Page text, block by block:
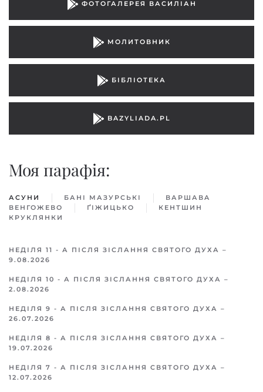
ФОТОГАЛЕРЕЯ ВАСИЛІАН
МОЛИТОВНИК
БІБЛІОТЕКА
BAZYLIADA.PL
Моя парафiя:
АСУНИ БАНІ МАЗУРСЬКІ
ВАРШАВA
ВЕНГОЖЕВО
ҐІЖИЦЬКO
КЕНТШИН
КРУКЛЯНКИ
НЕДІЛЯ 11 - А ПІСЛЯ ЗІСЛАННЯ СВЯТОГО ДУХА –
9.08.2026
НЕДІЛЯ 10 - А ПІСЛЯ ЗІСЛАННЯ СВЯТОГО ДУХА –
2.08.2026
НЕДІЛЯ 9 - А ПІСЛЯ ЗІСЛАННЯ СВЯТОГО ДУХА –
26.07.2026
НЕДІЛЯ 8 - А ПІСЛЯ ЗІСЛАННЯ СВЯТОГО ДУХА –
19.07.2026
НЕДІЛЯ 7 - А ПІСЛЯ ЗІСЛАННЯ СВЯТОГО ДУХА –
12.07.2026